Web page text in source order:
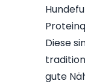
Diese
gute